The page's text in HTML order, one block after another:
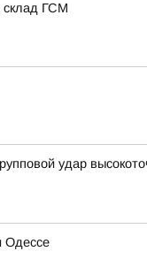
склад ГСМ
удар
Одессе